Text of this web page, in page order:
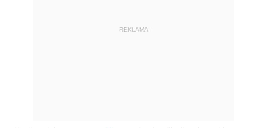
REKLAMA